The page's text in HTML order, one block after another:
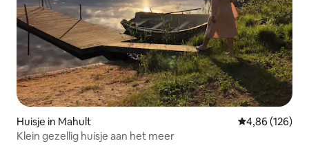
Huisje in Mahult Gemiddelde
4,86 (126)
Klein gezellig huisje aan het meer